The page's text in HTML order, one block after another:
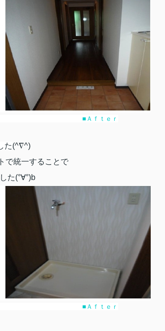
ｆｔｅｒ
た(^∇^)
で統一することで
た(°∀°)b
ｆｔｅｒ